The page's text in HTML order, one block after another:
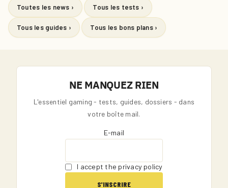
Toutes les news › Tous les tests ›
Tous les guides › Tous les bons plans ›
NE MANQUEZ RIEN
L'essentiel gaming - tests, guides, dossiers - dans
votre boîte mail.
E-mail
I accept the privacy policy